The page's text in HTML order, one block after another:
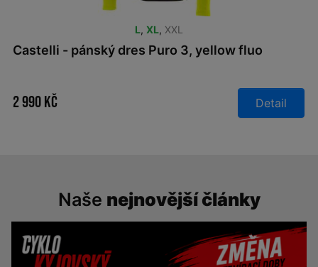
L, XL, XXL
Castelli - pánský dres Puro 3, yellow fluo
2 990 Kč Detail
Naše nejnovější články